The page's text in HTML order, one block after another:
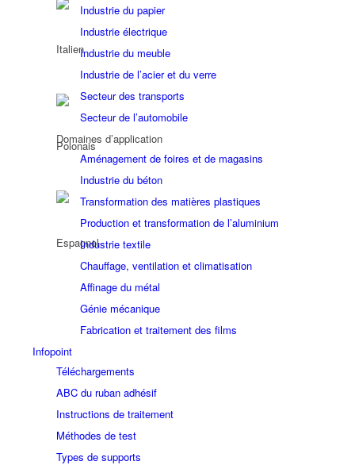
Industrie du papier
Industrie électrique
Industrie du meuble
Industrie de l’acier et du verre
Secteur des transports
Secteur de l’automobile
Domaines d’application
Aménagement de foires et de magasins
Industrie du béton
Transformation des matières plastiques
Production et transformation de l’aluminium
Industrie textile
Chauffage, ventilation et climatisation
Affinage du métal
Génie mécanique
Fabrication et traitement des films
Infopoint
Téléchargements
ABC du ruban adhésif
Instructions de traitement
Méthodes de test
Types de supports